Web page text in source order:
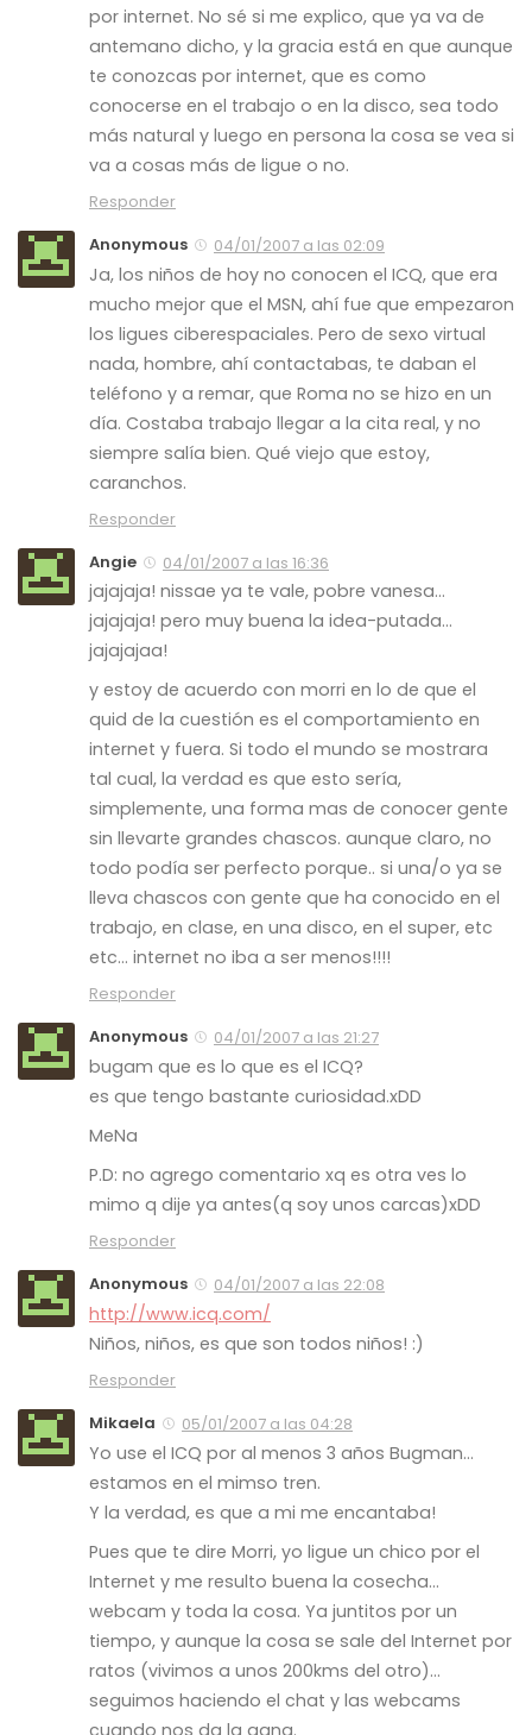
por internet. No sé si me explico, que ya va de
antemano dicho, y la gracia está en que aunque
te conozcas por internet, que es como
conocerse en el trabajo o en la disco, sea todo
más natural y luego en persona la cosa se vea si
va a cosas más de ligue o no.
Responder
Anonymous
04/01/2007 a las 02:09
Ja, los niños de hoy no conocen el ICQ, que era
mucho mejor que el MSN, ahí fue que empezaron
los ligues ciberespaciales. Pero de sexo virtual
nada, hombre, ahí contactabas, te daban el
teléfono y a remar, que Roma no se hizo en un
día. Costaba trabajo llegar a la cita real, y no
siempre salía bien. Qué viejo que estoy,
caranchos.
Responder
Angie
04/01/2007 a las 16:36
jajajaja! nissae ya te vale, pobre vanesa…
jajajaja! pero muy buena la idea-putada…
jajajajaa!
y estoy de acuerdo con morri en lo de que el
quid de la cuestión es el comportamiento en
internet y fuera. Si todo el mundo se mostrara
tal cual, la verdad es que esto sería,
simplemente, una forma mas de conocer gente
sin llevarte grandes chascos. aunque claro, no
todo podía ser perfecto porque.. si una/o ya se
lleva chascos con gente que ha conocido en el
trabajo, en clase, en una disco, en el super, etc
etc… internet no iba a ser menos!!!!
Responder
Anonymous
04/01/2007 a las 21:27
bugam que es lo que es el ICQ?
es que tengo bastante curiosidad.xDD
MeNa
P.D: no agrego comentario xq es otra ves lo
mimo q dije ya antes(q soy unos carcas)xDD
Responder
Anonymous
04/01/2007 a las 22:08
http://www.icq.com/
Niños, niños, es que son todos niños! :)
Responder
Mikaela
05/01/2007 a las 04:28
Yo use el ICQ por al menos 3 años Bugman…
estamos en el mimso tren.
Y la verdad, es que a mi me encantaba!
Pues que te dire Morri, yo ligue un chico por el
Internet y me resulto buena la cosecha…
webcam y toda la cosa. Ya juntitos por un
tiempo, y aunque la cosa se sale del Internet por
ratos (vivimos a unos 200kms del otro)…
seguimos haciendo el chat y las webcams